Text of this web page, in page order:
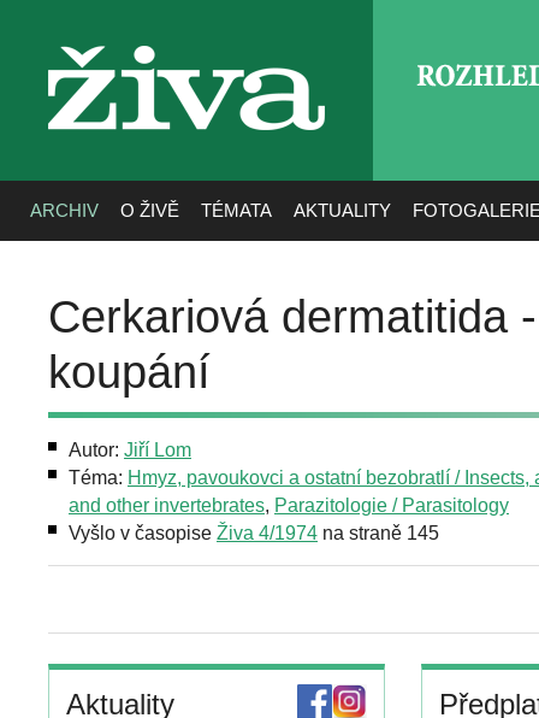
živa
ARCHIV O ŽIVĚ TÉMATA AKTUALITY
Cerkariová dermatitida
koupání
Autor: Jiří Lom
Téma: Hmyz, pavoukovci a ostatní bezobratlí / Insects,
and other invertebrates, Parazitologie / Parasitology
Vyšlo v časopise Živa 4/1974 na straně 145
Aktuality